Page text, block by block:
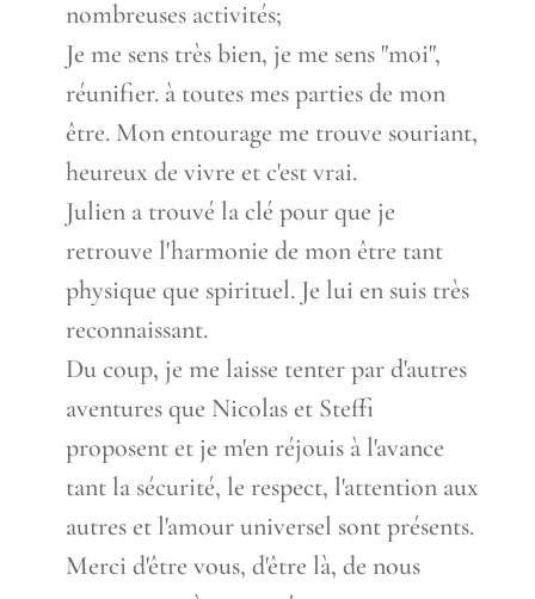
nombreuses activités;
Je me sens très bien, je me sens "moi",
réunifier. à toutes mes parties de mon
être. Mon entourage me trouve souriant,
heureux de vivre et c'est vrai.
Julien a trouvé la clé pour que je
retrouve l'harmonie de mon être tant
physique que spirituel. Je lui en suis très
reconnaissant.
Du coup, je me laisse tenter par d'autres
aventures que Nicolas et Steffi
proposent et je m'en réjouis à l'avance
tant la sécurité, le respect, l'attention aux
autres et l'amour universel sont présents.
Merci d'être vous, d'être là, de nous